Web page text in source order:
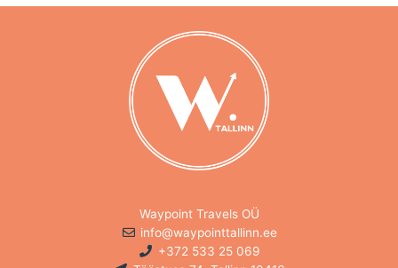
Waypoint Travels OÜ
info@waypointtallinn.ee
+372 533 25 069